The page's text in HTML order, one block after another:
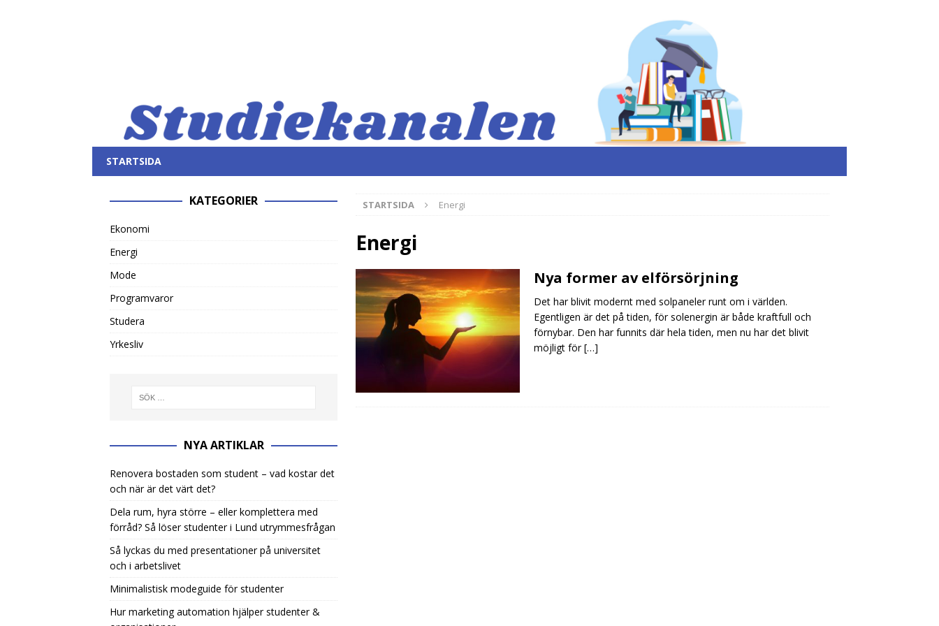
STARTSIDA
STARTSIDA Energi
Energi
Nya former av elförsörjning
Det har blivit modernt med solpaneler runt om i världen.
Egentligen är det på tiden, för solenergin är både kraftfull och
förnybar. Den har funnits där hela tiden, men nu har det blivit
möjligt för[…]
KATEGORIER
Ekonomi
Energi
Mode
Programvaror
Studera
Yrkesliv
NYA ARTIKLAR
Renovera bostaden som student – vad kostar det
och när är det värt det?
Dela rum, hyra större – eller komplettera med
förråd? Så löser studenter i Lund utrymmesfrågan
Så lyckas du med presentationer på universitet
och i arbetslivet
Minimalistisk modeguide för studenter
Hur marketing automation hjälper studenter &